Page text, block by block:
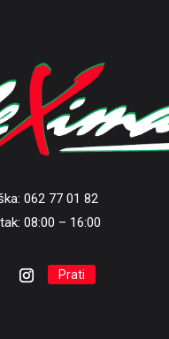
062 77 01 82
08:00 – 16:00
Prati